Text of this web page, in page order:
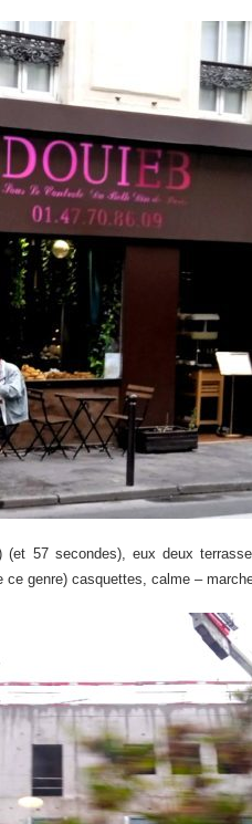
57 secondes), eux deux
genre) casquettes, calme –